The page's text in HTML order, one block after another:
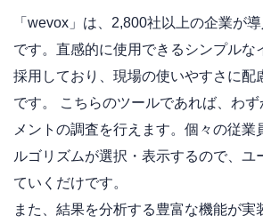
「wevox」は、2,800社以上の企業が
です。直感的に使用できるシンプルな
採用しており、現場の使いやすさに配
です。 こちらのツールであれば、わ
メントの調査を行えます。個々の従業
ルゴリズムが選択・表示するので、ユ
ていくだけです。
また、結果を分析する豊富な機能が実